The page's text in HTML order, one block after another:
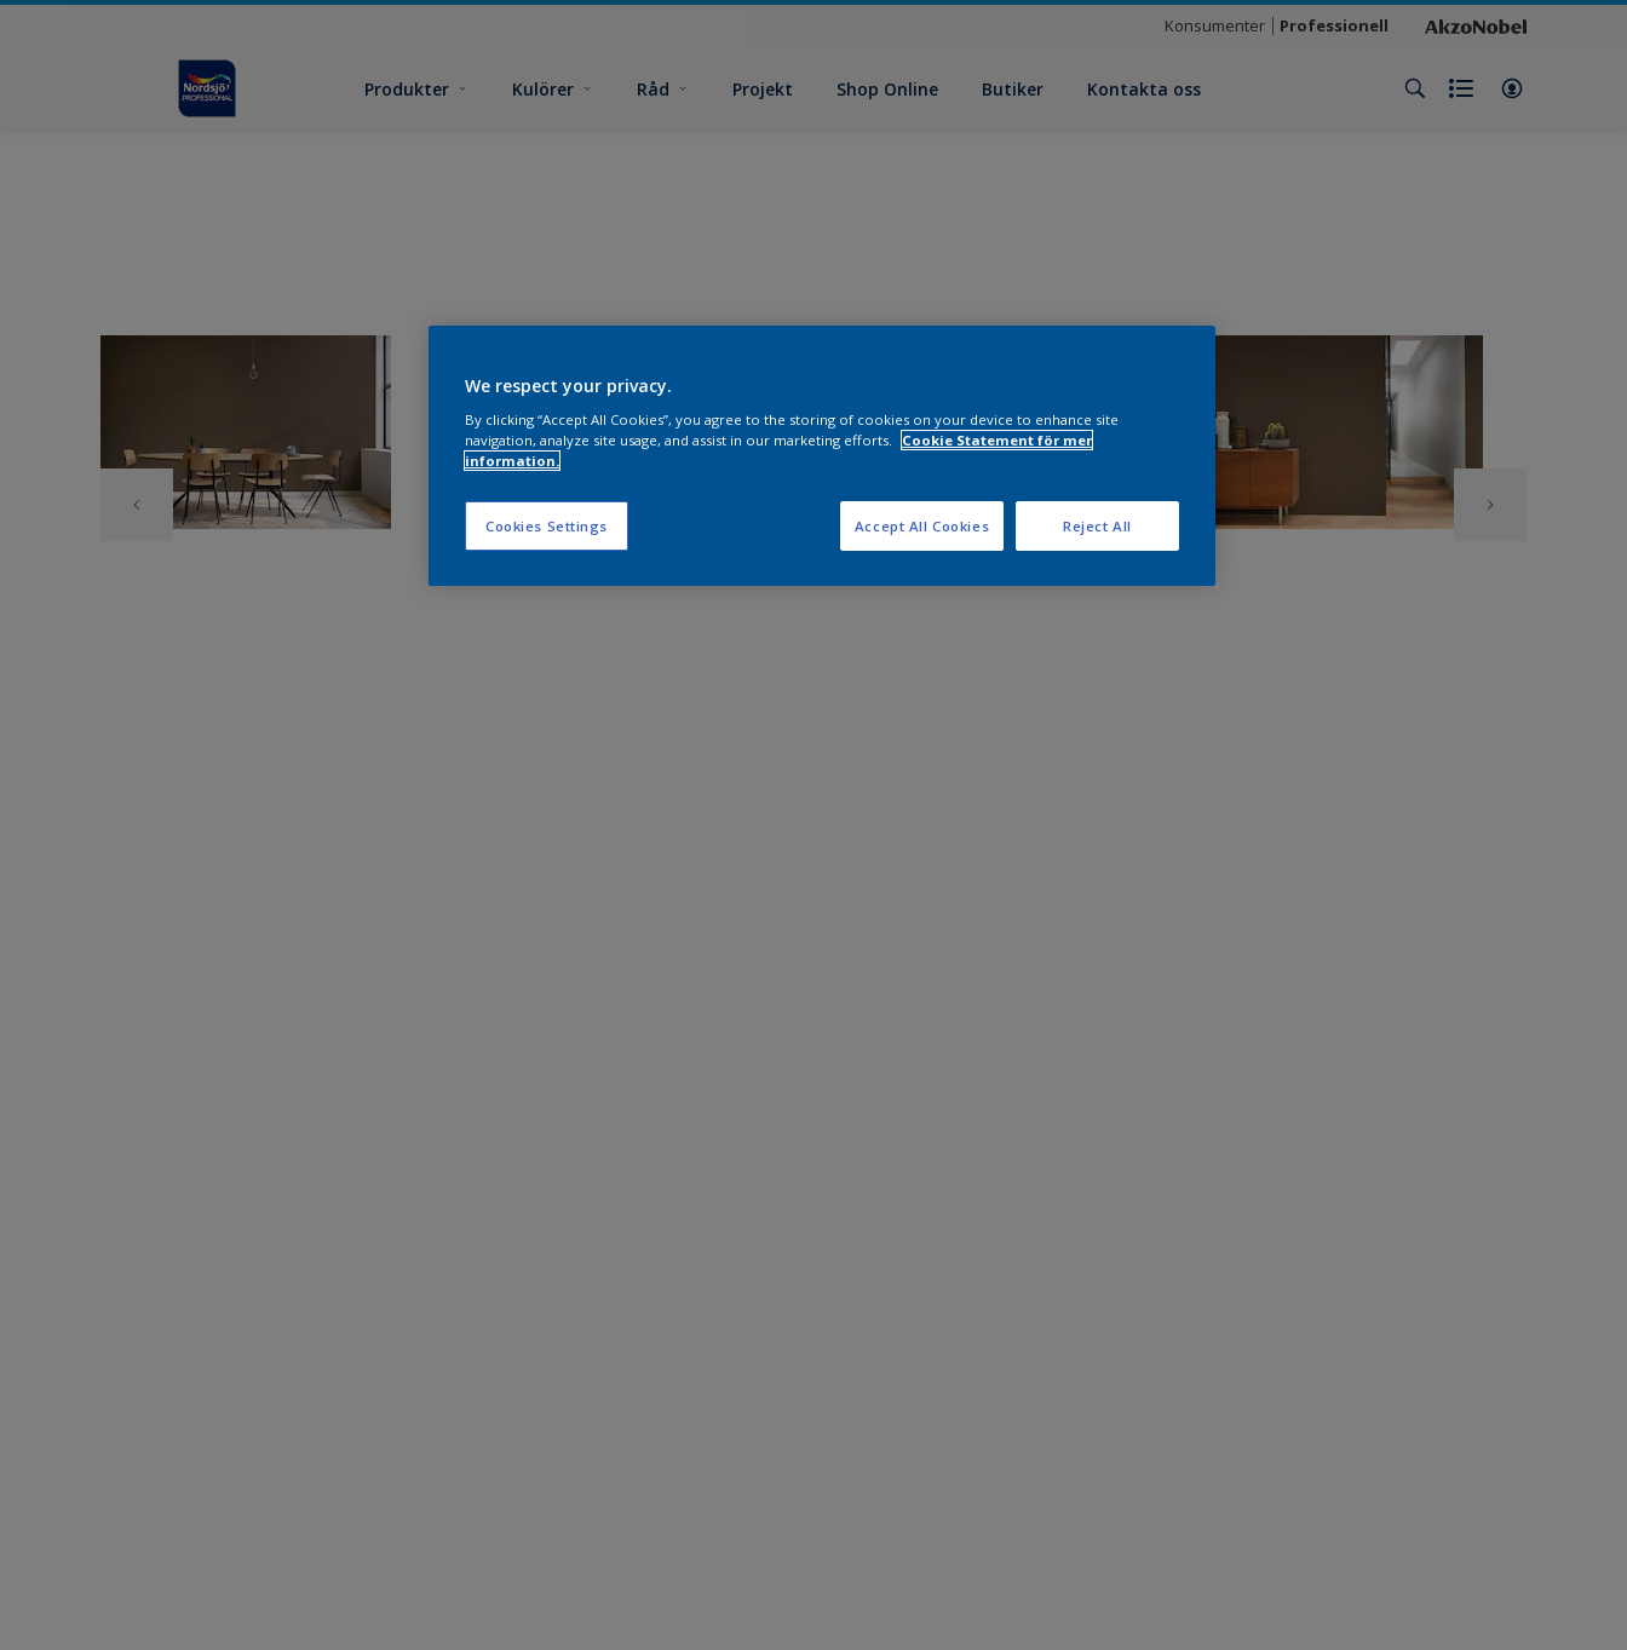
Konsumenter Professionell
Produkter Kulörer Råd Projekt Shop Online Butiker Kontakta oss
We respect your privacy.
By clicking “Accept All Cookies”, you agree to the storing of cookies on your device to enhance site
navigation, analyze site usage, and assist in our marketing efforts.
Cookie Statement för mer
information.
Cookies Settings Reject All
Accept All Cookies